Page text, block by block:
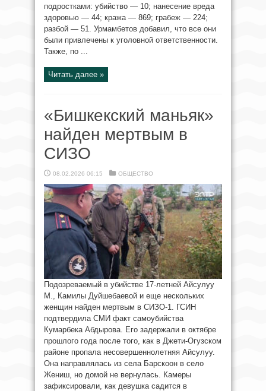
подростками: убийство — 10; нанесение вреда
здоровью — 44; кража — 869; грабеж — 224;
разбой — 51. Урмамбетов добавил, что все они
были привлечены к уголовной ответственности.
Также, по ...
Читать далее »
«Бишкекский маньяк»
найден мертвым в
СИЗО
08.02.2026 06:15 ОБЩЕСТВО
Подозреваемый в убийстве 17-летней Айсулуу
М., Камилы Дуйшебаевой и еще нескольких
женщин найден мертвым в СИЗО-1. ГСИН
подтвердила СМИ факт самоубийства
Кумарбека Абдырова. Его задержали в октябре
прошлого года после того, как в Джети-Огузском
районе пропала несовершеннолетняя Айсулуу.
Она направлялась из села Барскоон в село
Жениш, но домой не вернулась. Камеры
зафиксировали, как девушка садится в